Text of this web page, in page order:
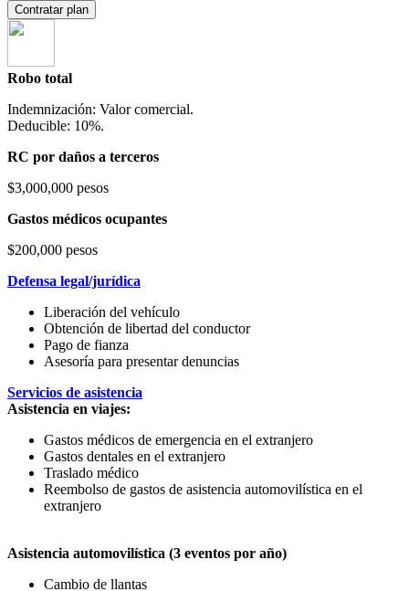
Contratar plan
Robo total
Indemnización: Valor comercial.
Deducible: 10%.
RC por daños a terceros
$3,000,000 pesos
Gastos médicos ocupantes
$200,000 pesos
Defensa legal/jurídica
Liberación del vehículo
Obtención de libertad del conductor
Pago de fianza
Asesoría para presentar denuncias
Servicios de asistencia
Asistencia en viajes:
Gastos médicos de emergencia en el extranjero
Gastos dentales en el extranjero
Traslado médico
Reembolso de gastos de asistencia automovilística en el
extranjero
Asistencia automovilística (3 eventos por año)
Cambio de llantas